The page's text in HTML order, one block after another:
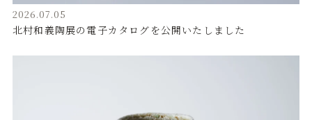
2026.07.05
北村和義陶展の電子カタログを公開いたしました